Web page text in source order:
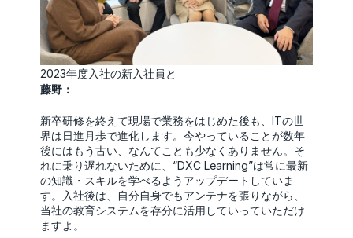
2023年度入社の新入社員と
藤野：
新卒研修を終えて現場で業務をはじめた後も、ITの世
界は日進月歩で進化します。今やっていることが数年
後にはもう古い、なんてことも少なくありません。そ
れに乗り遅れないために、“DXC Learning”は常に最新
の知識・スキルを学べるようアップデートしていま
す。入社後は、自分自身でもアンテナを張りながら、
当社の教育システムを存分に活用していっていただけ
ますよ。